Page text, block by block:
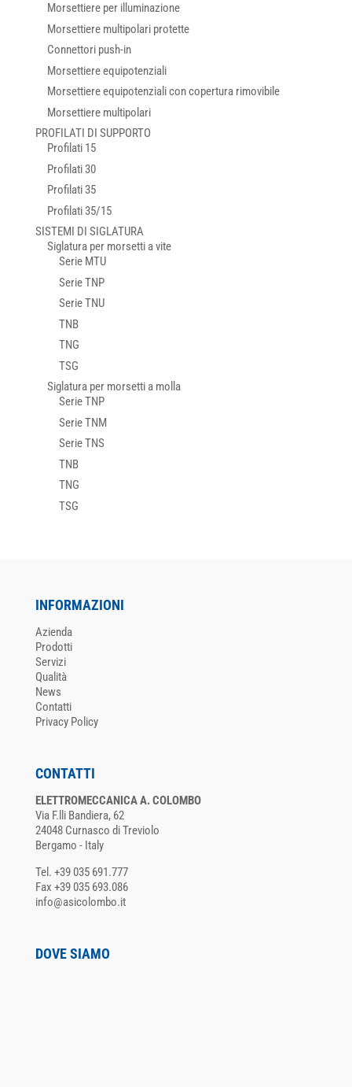
Morsettiere per illuminazione
Morsettiere multipolari protette
Connettori push-in
Morsettiere equipotenziali
Morsettiere equipotenziali con copertura rimovibile
Morsettiere multipolari
PROFILATI DI SUPPORTO
Profilati 15
Profilati 30
Profilati 35
Profilati 35/15
SISTEMI DI SIGLATURA
Siglatura per morsetti a vite
Serie MTU
Serie TNP
Serie TNU
TNB
TNG
TSG
Siglatura per morsetti a molla
Serie TNP
Serie TNM
Serie TNS
TNB
TNG
TSG
INFORMAZIONI
Azienda
Prodotti
Servizi
Qualità
News
Contatti
Privacy Policy
CONTATTI
ELETTROMECCANICA A. COLOMBO
Via F.lli Bandiera, 62
24048 Curnasco di Treviolo
Bergamo - Italy
Tel. +39 035 691.777
Fax +39 035 693.086
info@asicolombo.it
DOVE SIAMO